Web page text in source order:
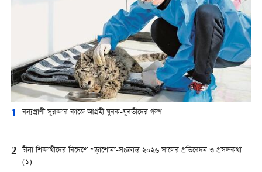
1 বন্যপ্রাণী সুরক্ষার কাজে আগ্রহী যুবক-যুবতীদের গল্প
2 চীনা শিক্ষার্থীদের বিদেশে পড়াশোনা-সংক্রান্ত ২০২৬ সালের প্রতিবেদন ও প্রসঙ্গকথা
(১)